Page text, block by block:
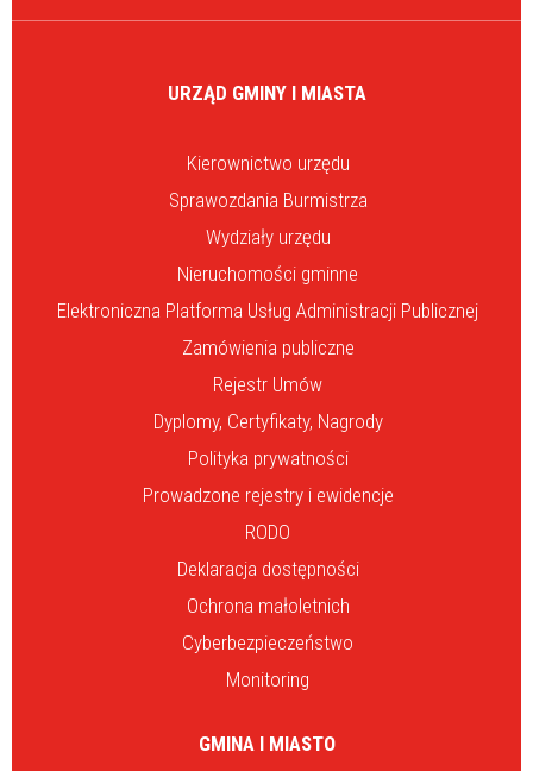
URZĄD GMINY I MIASTA
Kierownictwo urzędu
Sprawozdania Burmistrza
Wydziały urzędu
Nieruchomości gminne
Elektroniczna Platforma Usług Administracji Publicznej
Zamówienia publiczne
Rejestr Umów
Dyplomy, Certyfikaty, Nagrody
Polityka prywatności
Prowadzone rejestry i ewidencje
RODO
Deklaracja dostępności
Ochrona małoletnich
Cyberbezpieczeństwo
Monitoring
GMINA I MIASTO